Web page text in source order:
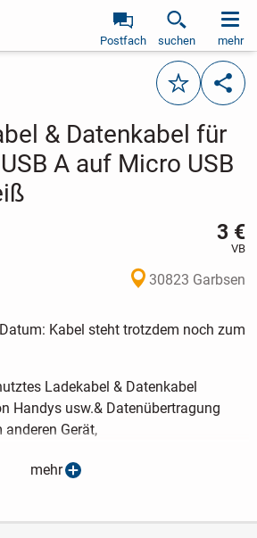
Postfach suchen mehr
Merken
& Datenkabel für
A auf Micro USB
3 €
VB
30823 Garbsen
Kabel steht trotzdem noch zum
Ladekabel & Datenkabel
Handys usw.& Datenübertragung
Gerät,
USB, USB-Innenfarbe weiss)
mehr